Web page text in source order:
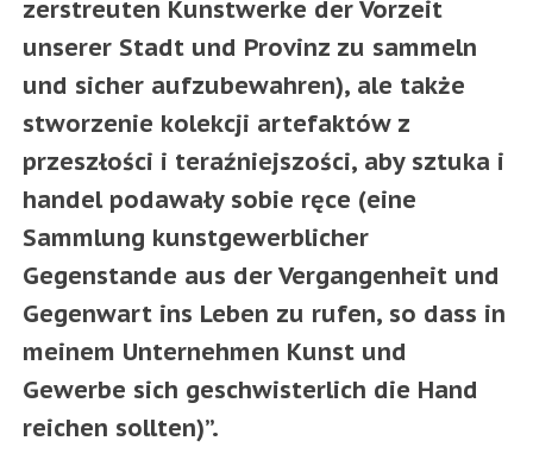
zerstreuten Kunstwerke der Vorzeit
unserer Stadt und Provinz zu sammeln
und sicher aufzubewahren), ale także
stworzenie kolekcji artefaktów z
przeszłości i teraźniejszości, aby sztuka i
handel podawały sobie ręce (eine
Sammlung kunstgewerblicher
Gegenstande aus der Vergangenheit und
Gegenwart ins Leben zu rufen, so dass in
meinem Unternehmen Kunst und
Gewerbe sich geschwisterlich die Hand
reichen sollten)”.